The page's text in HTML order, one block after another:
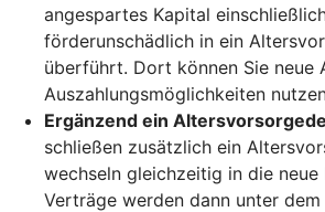
angespartes Kapital
förderunschädlich in ein
überführt. Dort können Sie neue
Auszahlungsmöglichkeiten
Ergänzend ein
schließen zusätzlich ein
wechseln gleichzeitig in die neue
Verträge werden dann unter dem